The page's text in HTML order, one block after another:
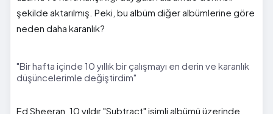
şekilde aktarılmış. Peki, bu albüm diğer albümlerine göre
neden daha karanlık?
"Bir hafta içinde 10 yıllık bir çalışmayı en derin ve karanlık
düşüncelerimle değiştirdim"
Ed Sheeran, 10 yıldır "Subtract" isimli albümü üzerinde